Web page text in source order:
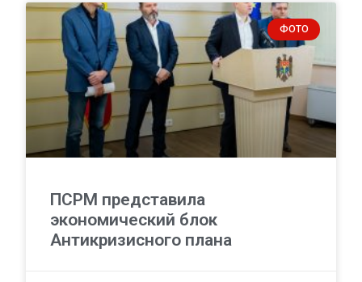
ФОТО
ПСРМ представила
экономический блок
Антикризисного плана